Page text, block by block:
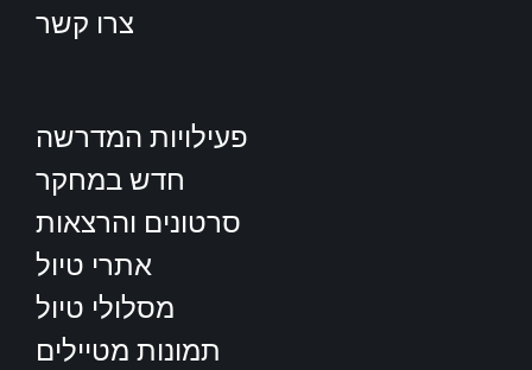
צרו קשר
פעילויות המדרשה
חדש במחקר
סרטונים והרצאות
אתרי טיול
מסלולי טיול
תמונות מטיילים